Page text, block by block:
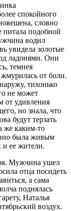
спокойного
словно
питала подобной
водил
увидела золотые
ладонями. Они
темнея
от боли.
тихонько
не может
от удивления
но знала, что
будут терзать
же каким-то
была живым
ее жители.
Мужчина ушел
отца посидеть
а сама
поднялась
ету, Наталья
воздух.